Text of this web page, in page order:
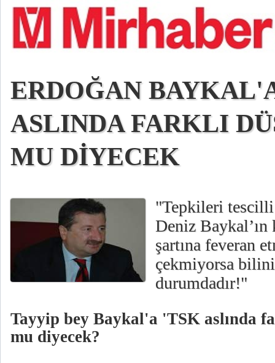
ERDOĞAN
ASLINDA FARKLI
MU DİYECEK
"Tepkileri
Deniz Baykal’ın
şartına feveran
çekmiyorsa
durumdadır!"
Tayyip bey Baykal'a 'TSK aslında
mu diyecek?